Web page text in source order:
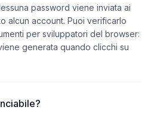
password viene inviata ai
alcun account. Puoi verificarlo
per sviluppatori del browser:
generata quando clicchi su